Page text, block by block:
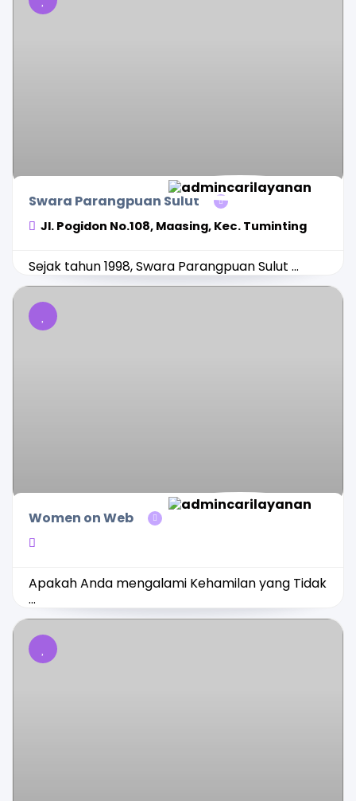
Swara Parangpuan Sulut
Jl. Pogidon No.108, Maasing, Kec. Tuminting
Sejak tahun 1998, Swara Parangpuan Sulut ...
Women on Web
Apakah Anda mengalami Kehamilan yang Tidak
...